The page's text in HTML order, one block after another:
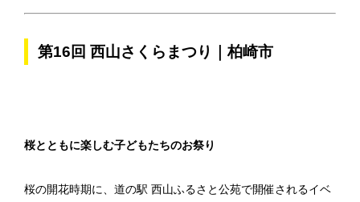
第16回 西山さくらまつり｜柏崎市
桜とともに楽しむ子どもたちのお祭り
桜の開花時期に、道の駅 西山ふるさと公苑で開催されるイベ